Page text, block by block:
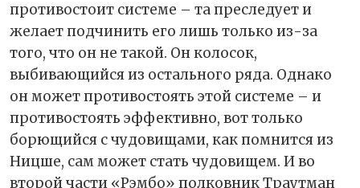
противостоит системе – та преследует и
желает подчинить его лишь только из-за
того, что он не такой. Он колосок,
выбивающийся из остального ряда. Однако
он может противостоять этой системе – и
противостоять эффективно, вот только
борющийся с чудовищами, как помнится из
Ницше, сам может стать чудовищем. И во
второй части «Рэмбо» полковник Траутман